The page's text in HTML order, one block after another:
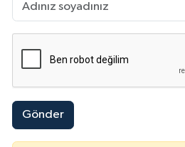
Gönder